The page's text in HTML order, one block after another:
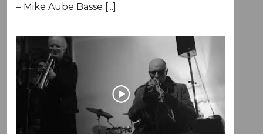
– Mike Aube Basse [...]